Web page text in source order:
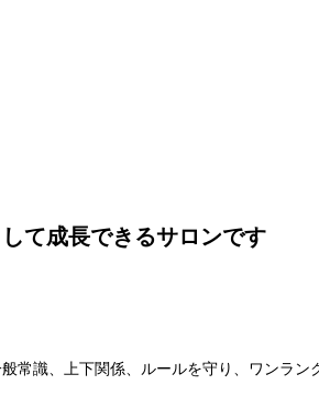
て成長できるサロンです
識、上下関係、ルールを守り、ワンラン